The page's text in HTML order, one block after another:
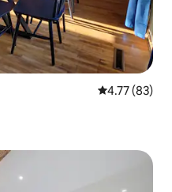
คะแนนเฉลี่ย
4.77 (83)